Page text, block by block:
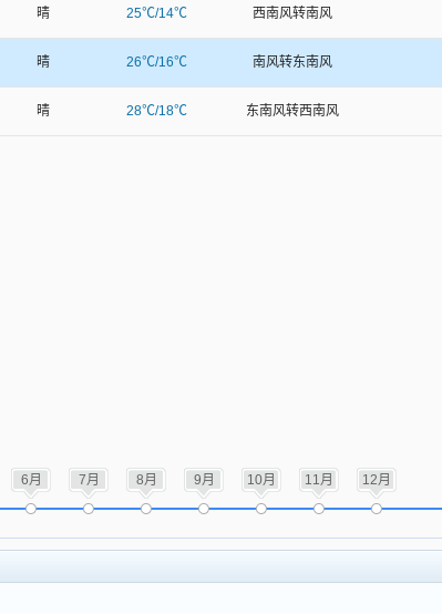
晴 25℃/14℃ 西南风转南风
晴 26℃/16℃ 南风转东南风
晴 28℃/18℃ 东南风转西南风
6月 7月 8月 9月 10月 11月 12月